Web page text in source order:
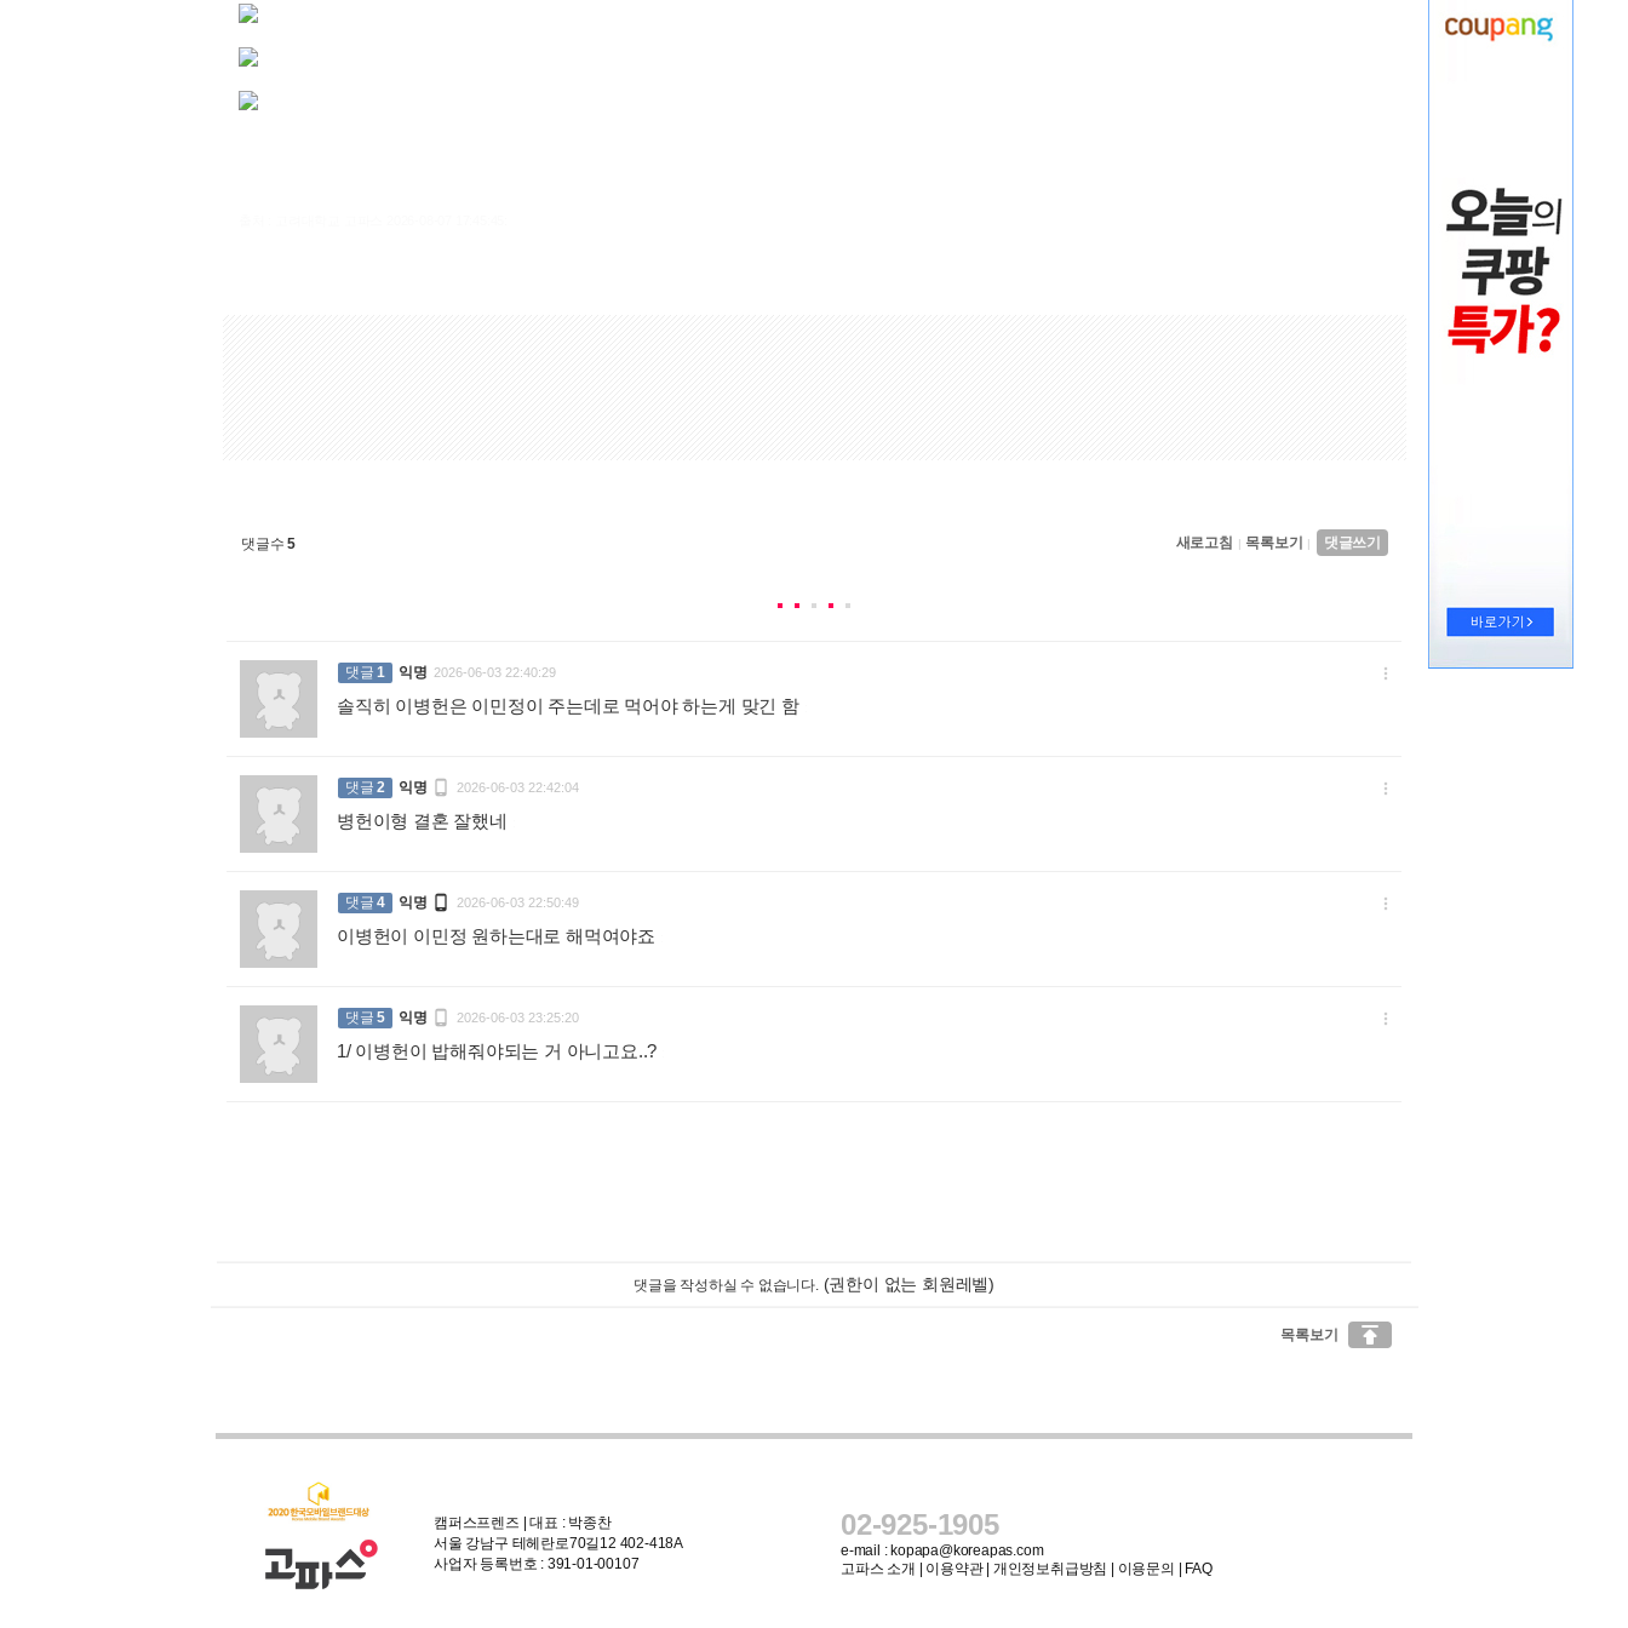
댓글수5 새로고침 | 목록보기 | 댓글쓰기
댓글1 익명 2026-06-03 22:40:29
솔직히 이병헌은 이민정이 주는데로 먹어야 하는게 맞긴 함

댓글2 익명  2026-06-03 22:42:04
병헌이형 결혼 잘했네

댓글4 익명  2026-06-03 22:50:49
이병헌이 이민정 원하는대로 해먹여야죠

댓글5 익명  2026-06-03 23:25:20
1/ 이병헌이 밥해줘야되는 거 아니고요..?

댓글을 작성하실 수 없습니다. (권한이 없는 회원레벨)
목록보기 
캠퍼스프렌즈 | 대표 : 박종찬
서울 강남구 테헤란로70길12 402-418A
사업자 등록번호 : 391-01-00107
02-925-1905
e-mail : kopapa@koreapas.com
고파스 소개
이용약관| 개인정보취급방침 이용문의 FAQ